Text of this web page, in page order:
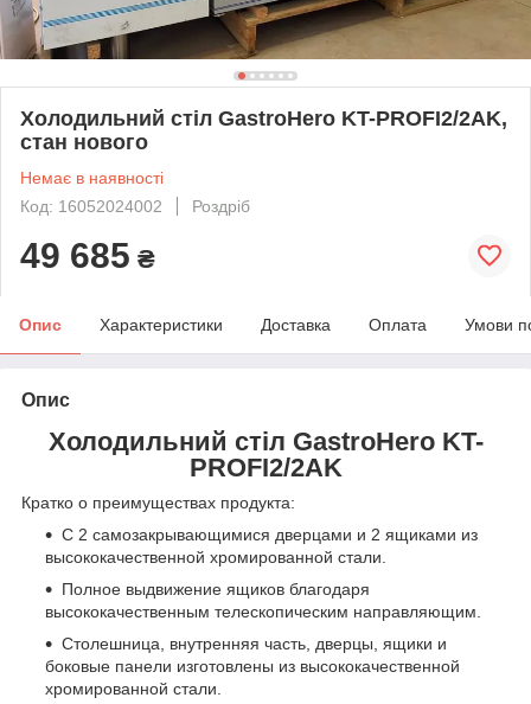
Холодильний стіл GastroHero KT-PROFI2/2AK,
стан нового
Немає в наявності
Код: 16052024002
Роздріб
49 685 ₴
Опис Характеристики Доставка Оплата Умови
Опис
Холодильний стіл GastroHero KT-
PROFI2/2AK
Кратко о преимуществах продукта:
С 2 самозакрывающимися дверцами и 2 ящиками из
высококачественной хромированной стали.
Полное выдвижение ящиков благодаря
высококачественным телескопическим направляющим.
Столешница, внутренняя часть, дверцы, ящики и
боковые панели изготовлены из высококачественной
хромированной стали.